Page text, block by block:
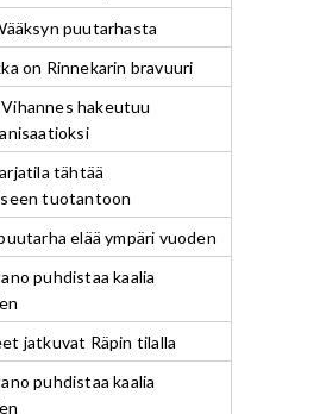
puutarhasta
on Rinnekarin bravuuri
hakeutuu
tähtää
tuotantoon
elää ympäri vuoden
puhdistaa kaalia
jatkuvat Räpin tilalla
puhdistaa kaalia